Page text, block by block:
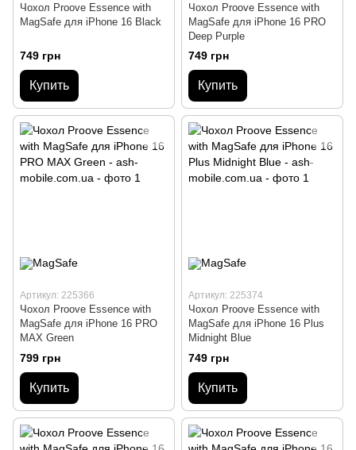
Чохол Proove Essence with
MagSafe для iPhone 16 Black
749 грн
Купить
Чохол Proove Essence with
MagSafe для iPhone 16 PRO
Deep Purple
749 грн
Купить
Артикул: 225366
Чохол Proove Essence with
MagSafe для iPhone 16 PRO
MAX Green
799 грн
Купить
Артикул: 225374
Чохол Proove Essence with
MagSafe для iPhone 16 Plus
Midnight Blue
749 грн
Купить